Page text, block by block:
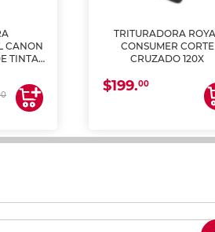
CANON
TINTA
TRITURADORA
CONSUMER CORTE
CRUZADO 120X
$199.00